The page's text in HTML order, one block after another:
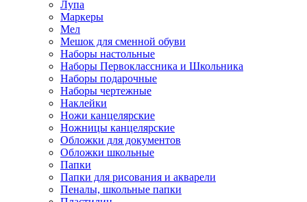
Лупа
Маркеры
Мел
Мешок для сменной обуви
Наборы настольные
Наборы Первоклассника и Школьника
Наборы подарочные
Наборы чертежные
Наклейки
Ножи канцелярские
Ножницы канцелярские
Обложки для документов
Обложки школьные
Папки
Папки для рисования и акварели
Пеналы, школьные папки